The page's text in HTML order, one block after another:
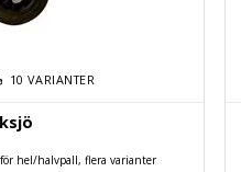
10VARIANTER
hel/halvpall, flera varianter